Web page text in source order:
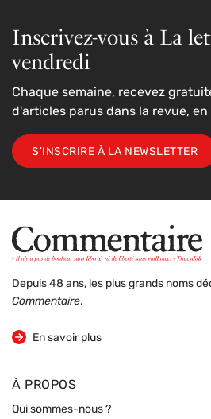
Inscrivez-vous à La
vendredi
Chaque semaine, recevez
d'articles parus dans la revue,
S'INSCRIRE À LA NEWSLETTER
Depuis 48 ans, les plus grands noms
Commentaire.
En savoir plus
sur la revue
À PROPOS
Qui sommes-nous ?